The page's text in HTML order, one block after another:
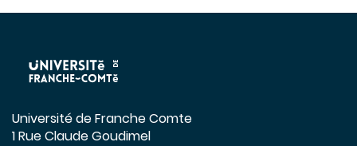
Université de Franche Comte
1 Rue Claude Goudimel